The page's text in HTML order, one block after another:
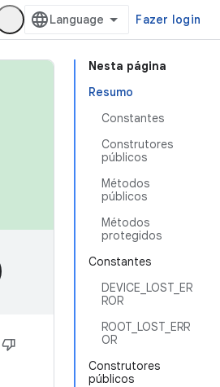
Fazer login
Nesta página
Resumo
Constantes
Construtores
públicos
Métodos
públicos
Métodos
protegidos
Constantes
DEVICE_LOST_ER
ROR
ROOT_LOST_ERR
OR
Construtores
públicos